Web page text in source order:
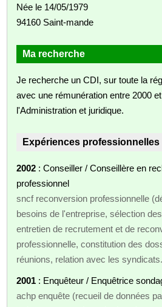
Née le 14/05/1979
94160 Saint-mande
Ma recherche
Je recherche un CDI, sur toute la
avec une rémunération entre 2000
l'Administration et juridique.
Expériences professionnelles
2002 : Conseiller / Conseillère en
professionnel
sncf reconversion professionnelle
besoins de l'entreprise, sélection
entretien de recrutement et de
professionnelle, constitution des
réunions, relation avec les
2001 : Enquêteur / Enquêtrice
achp enquête (recueil de données